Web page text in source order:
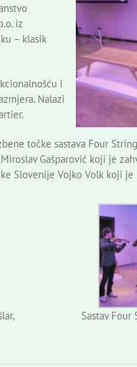
iz
– klasik
i
Nalazi
točke sastava Four
Gašparović koji je
Slovenije Vojko Volk koji
Sastav Four